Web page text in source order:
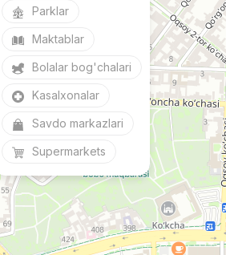
Parklar
Maktablar
Bolalar bog'chalari
Kasalxonalar
Savdo markazlari
Supermarkets